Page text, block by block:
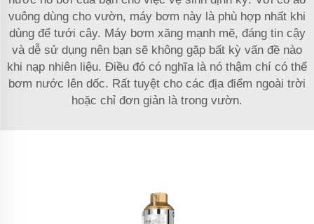
vuông dùng cho vườn, máy bơm này là phù hợp nhất khi
dùng để tưới cây. Máy bơm xăng mạnh mẽ, đáng tin cậy
và dễ sử dụng nên bạn sẽ không gặp bất kỳ vấn đề nào
khi nạp nhiên liệu. Điều đó có nghĩa là nó thậm chí có thể
bơm nước lên dốc. Rất tuyệt cho các địa điểm ngoài trời
hoặc chỉ đơn giản là trong vườn.